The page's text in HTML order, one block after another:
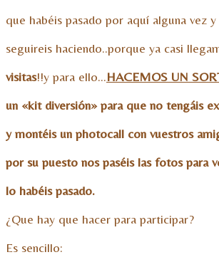
que habéis pasado por aquí alguna vez
seguireis haciendo..porque ya casi
visitas!!y para ello…HACEMOS UN
un «kit diversión» para que no tengáis
y montéis un photocall con vuestros
por su puesto nos paséis las fotos para
lo habéis pasado.
¿Que hay que hacer para participar?
Es sencillo: